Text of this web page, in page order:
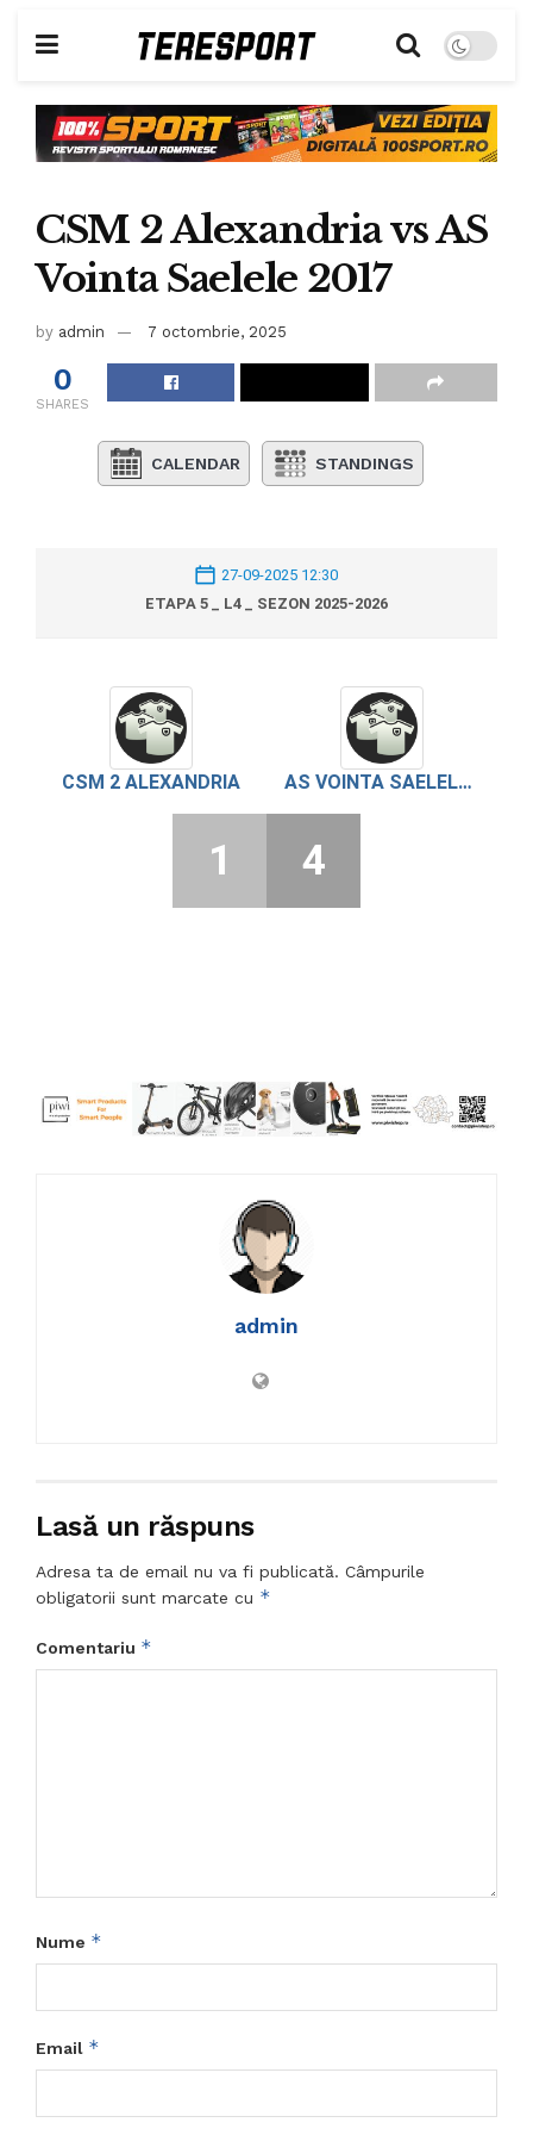
CSM 2 Alexandria vs AS
Vointa Saelele 2017
by admin 7 octombrie, 2025
0
SHARES
CALENDAR STANDINGS
27-09-2025 12:30
ETAPA 5 _ L4 _ SEZON 2025-2026
CSM 2 ALEXANDRIA AS VOINTA SAELELE 2017
1 4
admin
Lasă un răspuns
Adresa ta de email nu va fi publicată. Câmpurile
obligatorii sunt marcate cu *
Comentariu *
Nume *
Email *